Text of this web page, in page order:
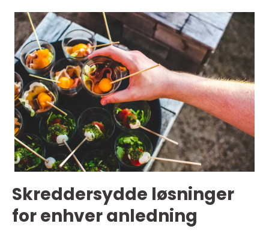
Skreddersydde løsninger
for enhver anledning